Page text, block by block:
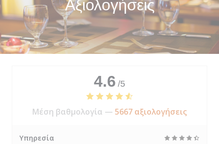
Αξιολογήσεις
4.6 /5
Μέση βαθμολογία — 5667 αξιολογήσεις
Υπηρεσία